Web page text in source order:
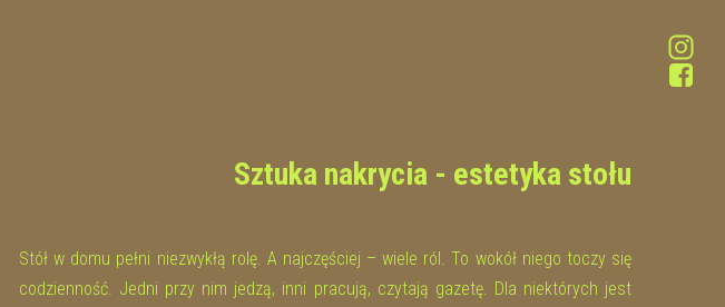
Sztuka nakrycia - estetyka stołu
Stół w domu pełni niezwykłą rolę. A najczęściej – wiele ról. To wokół niego toczy się
codzienność. Jedni przy nim jedzą, inni pracują, czytają gazetę. Dla niektórych jest